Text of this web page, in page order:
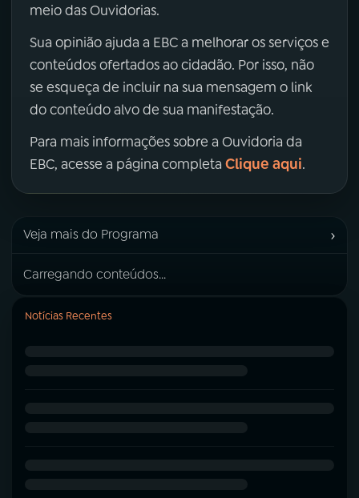
meio das Ouvidorias.
Sua opinião ajuda a EBC a melhorar os serviços e
conteúdos ofertados ao cidadão. Por isso, não
se esqueça de incluir na sua mensagem o link
do conteúdo alvo de sua manifestação.
Para mais informações sobre a Ouvidoria da
EBC, acesse a página completa Clique aqui.
Veja mais do Programa ›
Carregando conteúdos...
Notícias Recentes